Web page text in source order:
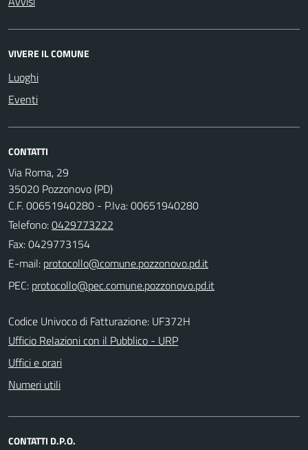
VIVERE IL COMUNE
Luoghi
Eventi
CONTATTI
Via Roma, 29
35020 Pozzonovo (PD)
C.F. 00651940280 - P.Iva: 00651940280
Telefono:0429773222
Fax: 0429773154
E-mail:
PEC:
Codice Univoco di Fatturazione: UF372H
Ufficio Relazioni con il Pubblico - URP
Uffici e orari
Numeri utili
CONTATTI D.P.O.